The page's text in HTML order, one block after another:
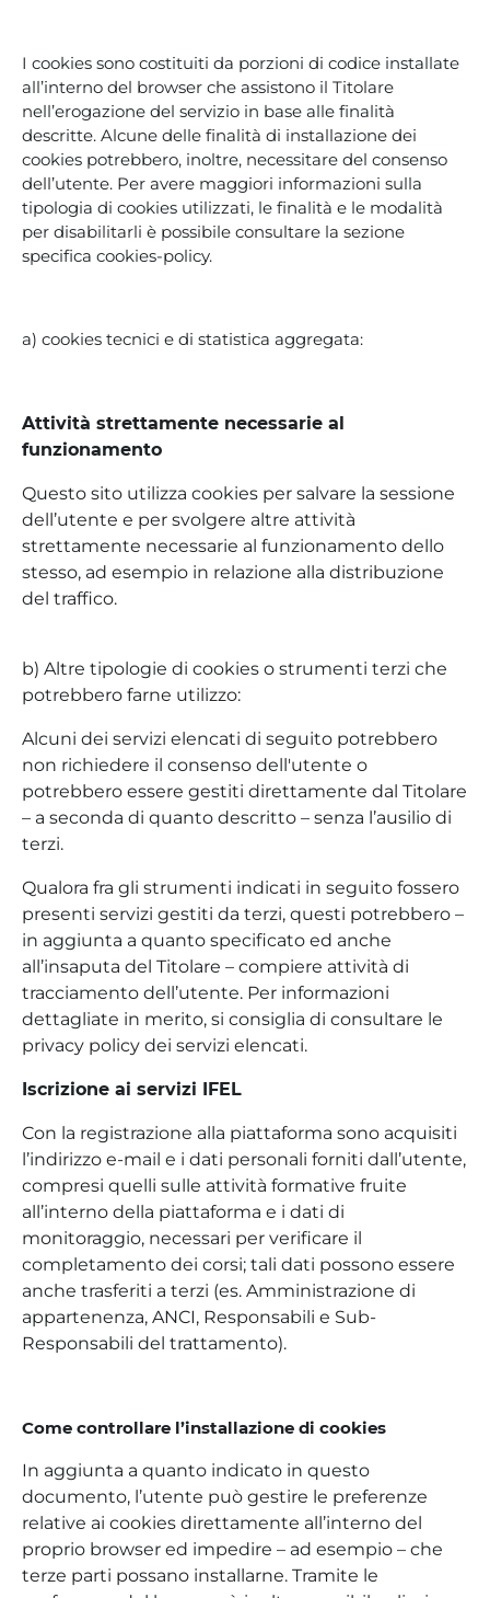
I cookies sono costituiti da porzioni di codice installate
all’interno del browser che assistono il Titolare
nell’erogazione del servizio in base alle finalità
descritte. Alcune delle finalità di installazione dei
cookies potrebbero, inoltre, necessitare del consenso
dell’utente. Per avere maggiori informazioni sulla
tipologia di cookies utilizzati, le finalità e le modalità
per disabilitarli è possibile consultare la sezione
specifica cookies-policy.
a) cookies tecnici e di statistica aggregata:
Attività strettamente necessarie al
funzionamento
Questo sito utilizza cookies per salvare la sessione
dell’utente e per svolgere altre attività
strettamente necessarie al funzionamento dello
stesso, ad esempio in relazione alla distribuzione
del traffico.
b) Altre tipologie di cookies o strumenti terzi che
potrebbero farne utilizzo:
Alcuni dei servizi elencati di seguito potrebbero
non richiedere il consenso dell'utente o
potrebbero essere gestiti direttamente dal Titolare
– a seconda di quanto descritto – senza l’ausilio di
terzi.
Qualora fra gli strumenti indicati in seguito fossero
presenti servizi gestiti da terzi, questi potrebbero –
in aggiunta a quanto specificato ed anche
all’insaputa del Titolare – compiere attività di
tracciamento dell’utente. Per informazioni
dettagliate in merito, si consiglia di consultare le
privacy policy dei servizi elencati.
Iscrizione ai servizi IFEL
Con la registrazione alla piattaforma sono acquisiti
l’indirizzo e-mail e i dati personali forniti dall’utente,
compresi quelli sulle attività formative fruite
all’interno della piattaforma e i dati di
monitoraggio, necessari per verificare il
completamento dei corsi; tali dati possono essere
anche trasferiti a terzi (es. Amministrazione di
appartenenza, ANCI, Responsabili e Sub-
Responsabili del trattamento).
Come controllare l’installazione di cookies
In aggiunta a quanto indicato in questo
documento, l’utente può gestire le preferenze
relative ai cookies direttamente all’interno del
proprio browser ed impedire – ad esempio – che
terze parti possano installarne. Tramite le